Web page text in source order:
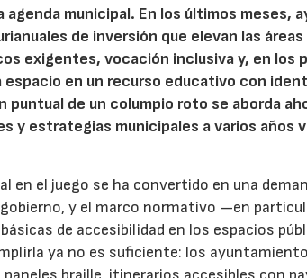
municipal. En los últimos meses,
de inversión que elevan las áreas
exigentes, vocación inclusiva y, en los
en un recurso educativo con
de un columpio roto se aborda
y estrategias municipales a varios años
en el juego se ha convertido en una
y el marco normativo —en
de accesibilidad en los espacios
ya no es suficiente: los